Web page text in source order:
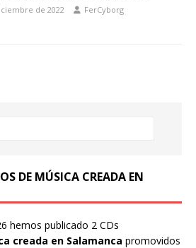
de 2022 FerCyborg
DE MÚSICA CREADA EN
hemos publicado 2 CDs
creada en Salamanca promovidos